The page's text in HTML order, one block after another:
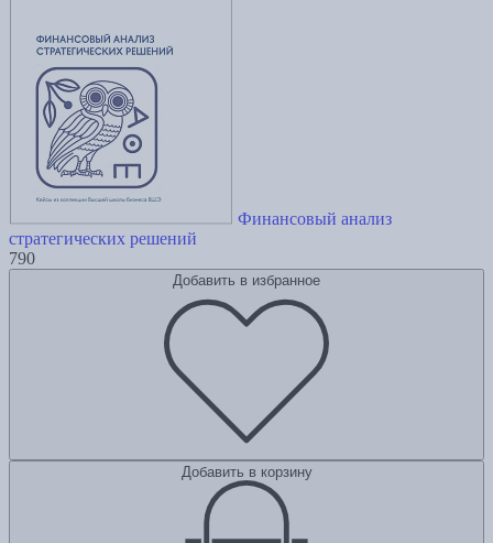
Финансовый анализ
стратегических решений
790
Добавить в избранное
Добавить в корзину